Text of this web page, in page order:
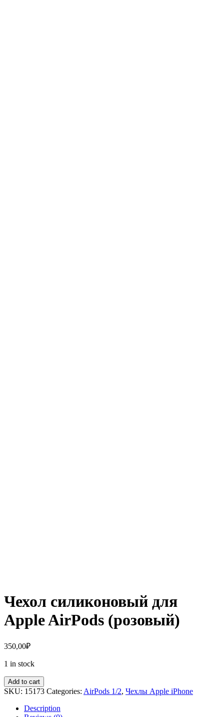
Чехол силиконовый для
Apple AirPods (розовый)
350,00₽
1 in stock
Add to cart
SKU: 15173 Categories: AirPods 1/2, Чехлы Apple iPhone
Description